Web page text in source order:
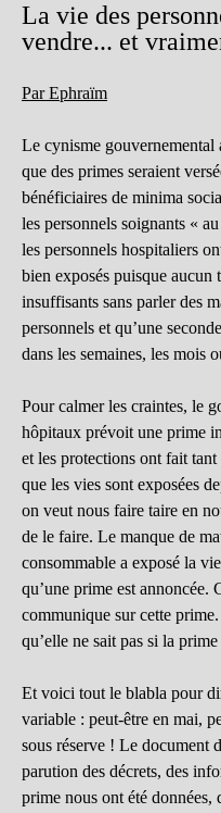
La vie des
vendre... et
Par Ephraïm
Le cynisme gouvernemental
que des primes seraient
bénéficiaires de minima
les personnels soignants «
les personnels hospitaliers
bien exposés puisque aucun
insuffisants sans parler des
personnels et qu’une
dans les semaines, les mois
Pour calmer les craintes, le
hôpitaux prévoit une prime
et les protections ont fait
que les vies sont exposées
on veut nous faire taire en
de le faire. Le manque de
consommable a exposé la
qu’une prime est annoncée.
communique sur cette
qu’elle ne sait pas si la prime
Et voici tout le blabla pour
variable : peut-être en mai,
sous réserve ! Le document
parution des décrets, des
prime nous ont été données,